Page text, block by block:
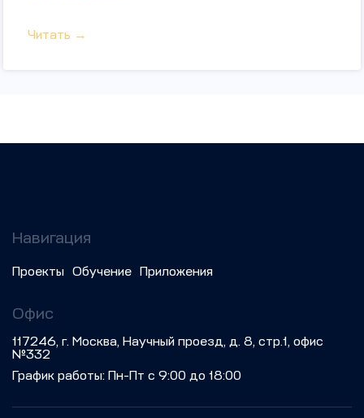
Читать →
Навигация
Проекты Обучение Приложения
Офис
117246, г. Москва, Научный проезд, д. 8, стр.1, офис
№332
График работы: Пн-Пт с 9:00 до 18:00